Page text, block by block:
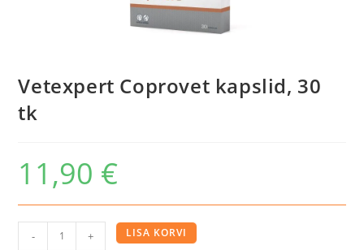
Vetexpert Coprovet kapslid, 30
tk
11,90 €
Vetexpert
- + LISA KORVI